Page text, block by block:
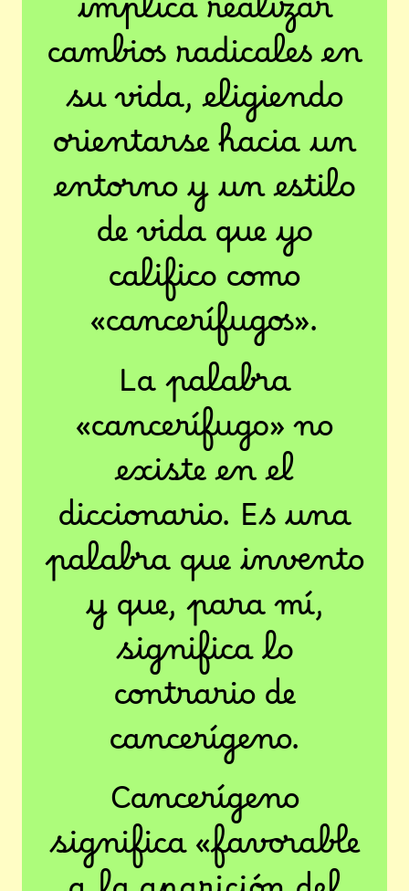
implica realizar
cambios radicales en
su vida, eligiendo
orientarse hacia un
entorno y un estilo
de vida que yo
califico como
«cancerífugos».
La palabra
«cancerífugo» no
existe en el
diccionario. Es una
palabra que invento
y que, para mí,
significa lo
contrario de
cancerígeno.
Cancerígeno
significa «favorable